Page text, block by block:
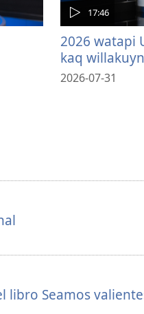
17:46
2026 watapi
kaq
2026-07-31
libro Seamos